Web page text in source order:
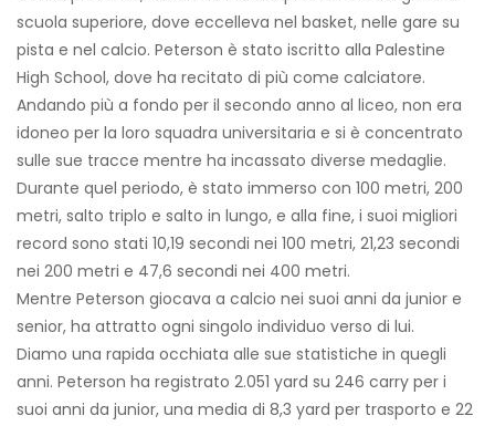
scuola superiore, dove eccelleva nel basket, nelle gare su
pista e nel calcio. Peterson è stato iscritto alla Palestine
High School, dove ha recitato di più come calciatore.
Andando più a fondo per il secondo anno al liceo, non era
idoneo per la loro squadra universitaria e si è concentrato
sulle sue tracce mentre ha incassato diverse medaglie.
Durante quel periodo, è stato immerso con 100 metri, 200
metri, salto triplo e salto in lungo, e alla fine, i suoi migliori
record sono stati 10,19 secondi nei 100 metri, 21,23 secondi
nei 200 metri e 47,6 secondi nei 400 metri.
Mentre Peterson giocava a calcio nei suoi anni da junior e
senior, ha attratto ogni singolo individuo verso di lui.
Diamo una rapida occhiata alle sue statistiche in quegli
anni. Peterson ha registrato 2.051 yard su 246 carry per i
suoi anni da junior, una media di 8,3 yard per trasporto e 22